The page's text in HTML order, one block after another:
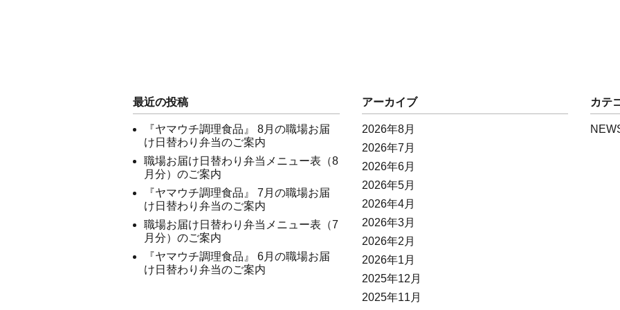
最近の投稿
『ヤマウチ調理食品』 8月の職場お届
け日替わり弁当のご案内
職場お届け日替わり弁当メニュー表（8
月分）のご案内
『ヤマウチ調理食品』 7月の職場お届
け日替わり弁当のご案内
職場お届け日替わり弁当メニュー表（7
月分）のご案内
『ヤマウチ調理食品』 6月の職場お届
け日替わり弁当のご案内
アーカイブ
2026年8月
2026年7月
2026年6月
2026年5月
2026年4月
2026年3月
2026年2月
2026年1月
2025年12月
2025年11月
カテ